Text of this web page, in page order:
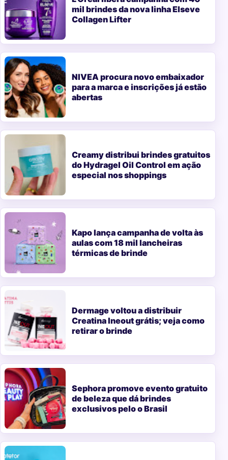
mil brindes da nova linha Elseve
Collagen Lifter
NIVEA procura novo embaixador
para a marca e inscrições já estão
abertas
Creamy distribui brindes gratuitos
do Hydragel Oil Control em ação
especial nos shoppings
Kapo lança campanha de volta às
aulas com 18 mil lancheiras
térmicas de brinde
Dermage voltou a distribuir
Creatina Ineout grátis; veja como
retirar o brinde
Sephora promove evento gratuito
de beleza que dá brindes
exclusivos pelo o Brasil